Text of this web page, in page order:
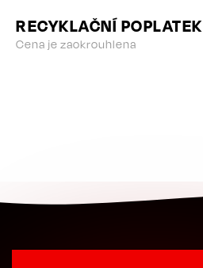
RECYKLAČNÍ POPLATEK
Cena je zaokrouhlena